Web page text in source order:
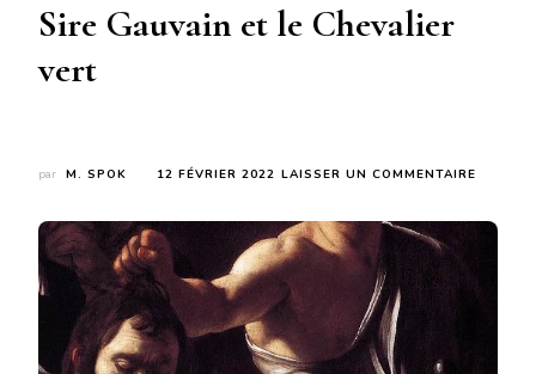
Sire Gauvain et le Chevalier
vert
par M. SPOK 12 FÉVRIER 2022 LAISSER UN COMMENTAIRE